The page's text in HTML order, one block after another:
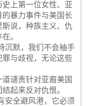
上第一位女性、亚
暴力事件与美国长
说，种族主义、仇
。
默，我们不会袖手
与歧视，无论这些
谴责针对亚裔美国
起来反对仇恨。
全避风港，它必须